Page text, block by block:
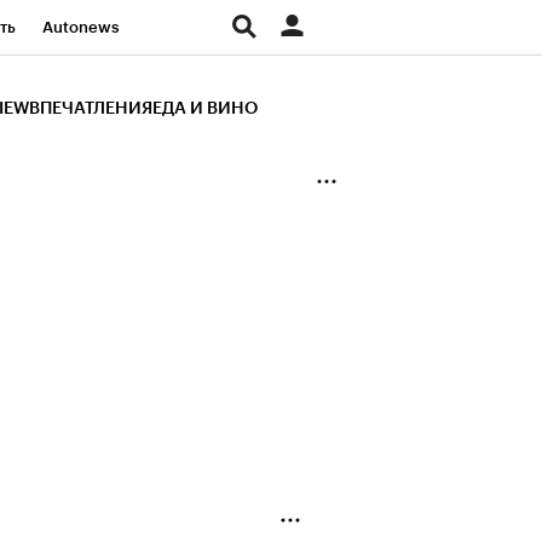
Autonews
ВПЕЧАТЛЕНИЯ ЕДА И ВИНО